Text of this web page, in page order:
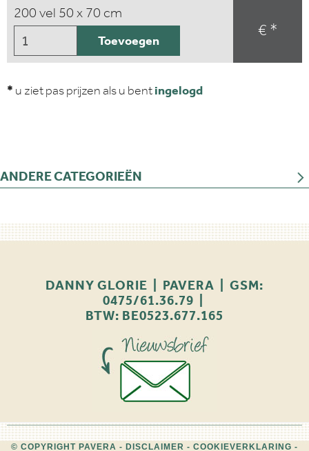
200 vel 50 x 70 cm
€ *
Toevoegen
* u ziet pas prijzen als u bentingelogd
ANDERE CATEGORIEËN
DANNY GLORIE | PAVERA | GSM:
0475/61.36.79 |
BTW: BE0523.677.165
© COPYRIGHT PAVERA - DISCLAIMER - COOKIEVERKLARING -